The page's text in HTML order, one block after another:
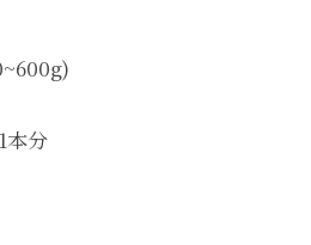
本分